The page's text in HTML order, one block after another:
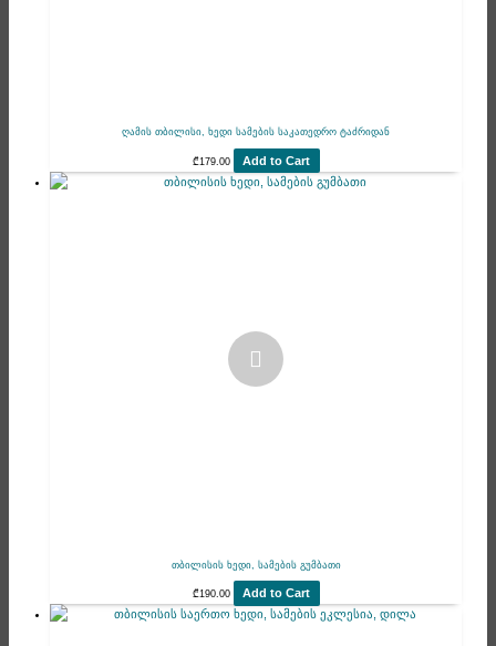
ღამის თბილისი, ხედი სამების საკათედრო ტაძრიდან
₾179.00 Add to Cart
თბილისის ხედი, სამების გუმბათი
₾190.00 Add to Cart